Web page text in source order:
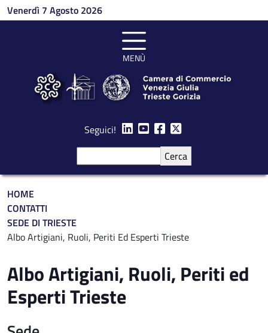
Salta al contenuto principale
Venerdì 7 Agosto 2026
MENÙ
Seguici!
Briciole di pane
HOME
CONTATTI
SEDE DI TRIESTE
Albo Artigiani, Ruoli, Periti Ed Esperti Trieste
Albo Artigiani, Ruoli, Periti ed
Esperti Trieste